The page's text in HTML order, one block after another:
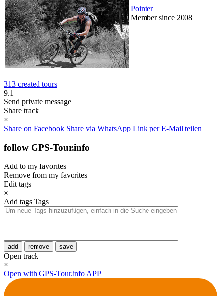
Pointer
Member since 2008
313 created tours
9.1
Send private message
Share track
×
Share on Facebook Share via WhatsApp Link per E-Mail teilen
follow GPS-Tour.info
Add to my favorites
Remove from my favorites
Edit tags
×
Add tags Tags
add remove save
Open track
×
Open with GPS-Tour.info APP